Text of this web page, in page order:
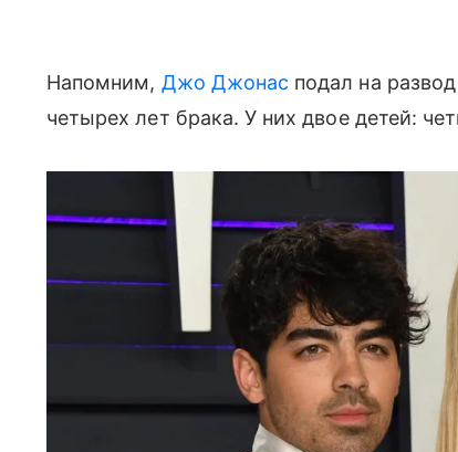
Напомним, Джо Джонас подал на
четырех лет брака. У них двое детей: